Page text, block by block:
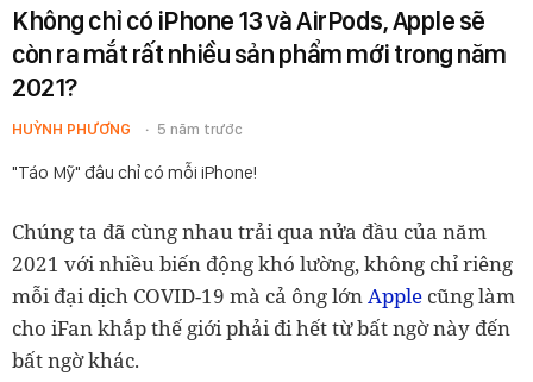
Không chỉ có iPhone 13 và AirPods, Apple sẽ
còn ra mắt rất nhiều sản phẩm mới trong năm
2021?
HUỲNH PHƯƠNG 5 năm trước
"Táo Mỹ" đâu chỉ có mỗi iPhone!
Chúng ta đã cùng nhau trải qua nửa đầu của năm
2021 với nhiều biến động khó lường, không chỉ riêng
mỗi đại dịch COVID-19 mà cả ông lớnApple cũng làm
cho iFan khắp thế giới phải đi hết từ bất ngờ này đến
bất ngờ khác.